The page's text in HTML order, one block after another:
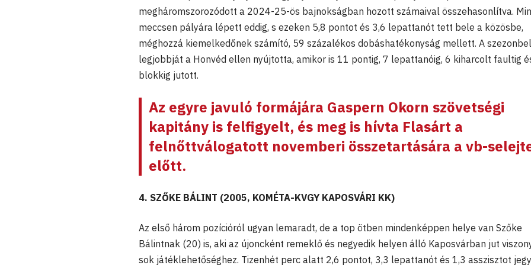
megháromszorozódott a 2024-25-ös bajnokságban hozott számaival összehasonlítva.
meccsen pályára lépett eddig, s ezeken 5,8 pontot és 3,6 lepattanót tett bele a közösbe,
méghozzá kiemelkedőnek számító, 59 százalékos dobáshatékonyság mellett. A
legjobbját a Honvéd ellen nyújtotta, amikor is 11 pontig, 7 lepattanóig, 6 kiharcolt faultig
blokkig jutott.
Az egyre javuló formájára Gaspern Okorn szövetségi
kapitány is felfigyelt, és meg is hívta Flasárt a
felnőttválogatott novemberi összetartására a vb-
előtt.
4. SZŐKE BÁLINT (2005, KOMÉTA-KVGY KAPOSVÁRI KK)
Az első három pozícióról ugyan lemaradt, de a top ötben mindenképpen helye van Szőke
Bálintnak (20) is, aki az újoncként remeklő és negyedik helyen álló Kaposvárban jut
sok játéklehetőséghez. Tizenhét perc alatt 2,6 pontot, 3,3 lepattanót és 1,3 asszisztot